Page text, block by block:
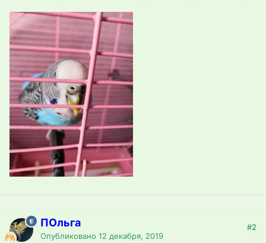
ПОльга
Опубликовано 12 декабря, 2019
#2